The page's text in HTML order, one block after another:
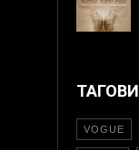
ТАГОВИ
VOGUE